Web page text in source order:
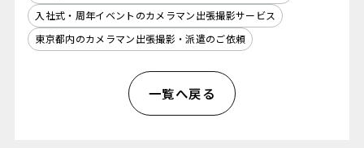
入社式・周年イベントのカメラマン出張撮影サービス
東京都内のカメラマン出張撮影・派遣のご依頼
一覧へ戻る